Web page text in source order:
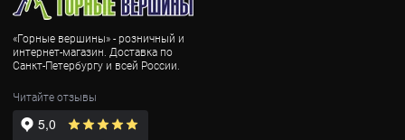
«Горные вершины» - розничный и
интернет-магазин. Доставка по
Санкт-Петербургу и всей России.
Читайте отзывы